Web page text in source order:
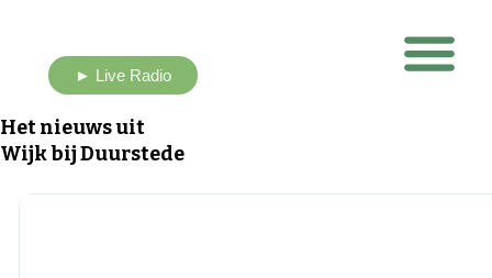
► Live Radio
Het nieuws uit
Wijk bij Duurstede